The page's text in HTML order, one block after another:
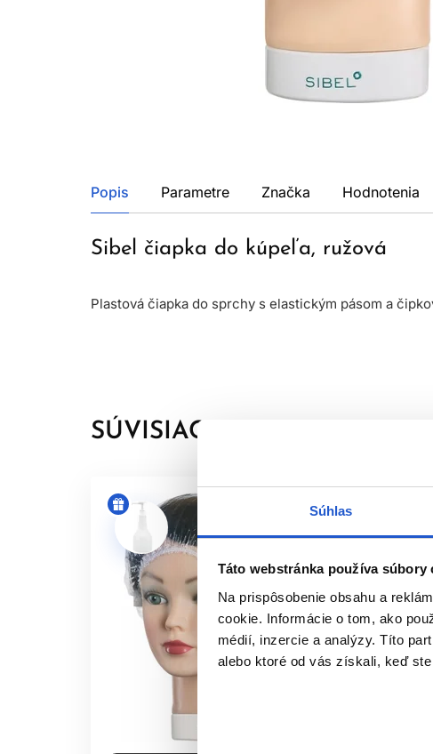
Súhlas
Táto webstránka používa súbory
Na prispôsobenie obsahu a
cookie. Informácie o tom, ako
médií, inzercie a analýzy. Títo
alebo ktoré od vás získali, keď
Popis Parametre Značka Hodnotenia
Sibel čiapka do kúpeľa, ružová
Plastová čiapka do sprchy s elastickým pásom a
SÚVISIACE PRODUKTY